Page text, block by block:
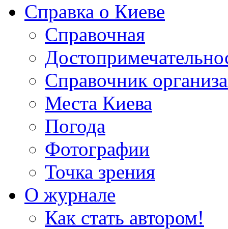
Справка о Киеве
Справочная
Справочник
Места Киева
Погода
Фотографии
Точка зрения
О журнале
Как стать автором!